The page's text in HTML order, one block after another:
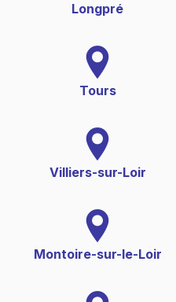
Longpré
Tours
Villiers-sur-Loir
Montoire-sur-le-Loir